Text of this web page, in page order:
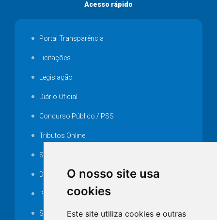
O nosso site usa
cookies
Este site utiliza cookies e outras
Acesso rápido
Portal Transparência
Licitações
Legislação
Diário Oficial
Concurso Público / PSS
Tributos Online
Serviços ISS-E
Decretos
Portarias
SAMAE